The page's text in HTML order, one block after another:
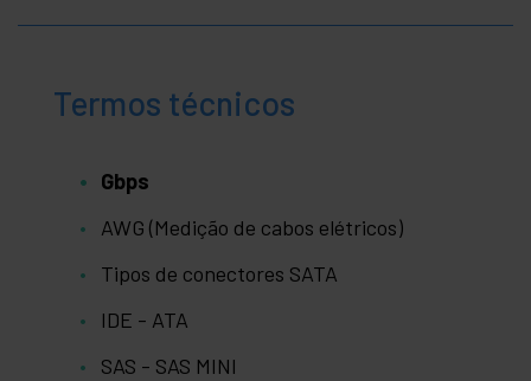
Termos técnicos
Gbps
AWG (Medição de cabos elétricos)
Tipos de conectores SATA
IDE - ATA
SAS - SAS MINI